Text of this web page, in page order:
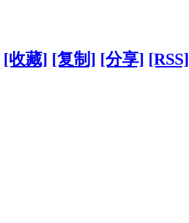
[收藏] [复制] [分享] [RSS]